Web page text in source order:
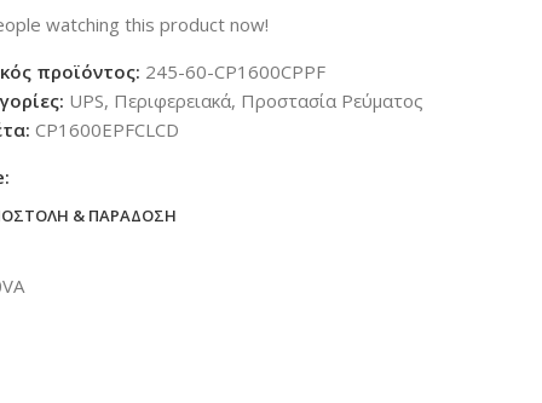
watching this product now!
προϊόντος: 245-60-CP1600CPPF
UPS, Περιφερειακά, Προστασία Ρεύματος
CP1600EPFCLCD
& ΠΑΡΆΔΟΣΗ